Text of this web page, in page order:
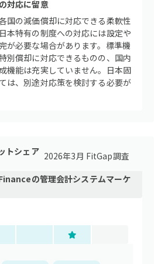
対応に留意
国の減価償却に対応できる柔軟性
本特有の制度への対応には設定や
が必要な場合があります。標準機
別償却に対応できるものの、国内
機能は充実していません。日本固
は、別途対応策を検討する必要が
トシェア 2026年3月 FitGap調査
の管理会計システムマーケ